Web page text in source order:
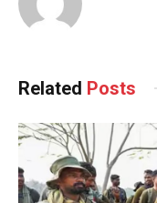
Related Posts